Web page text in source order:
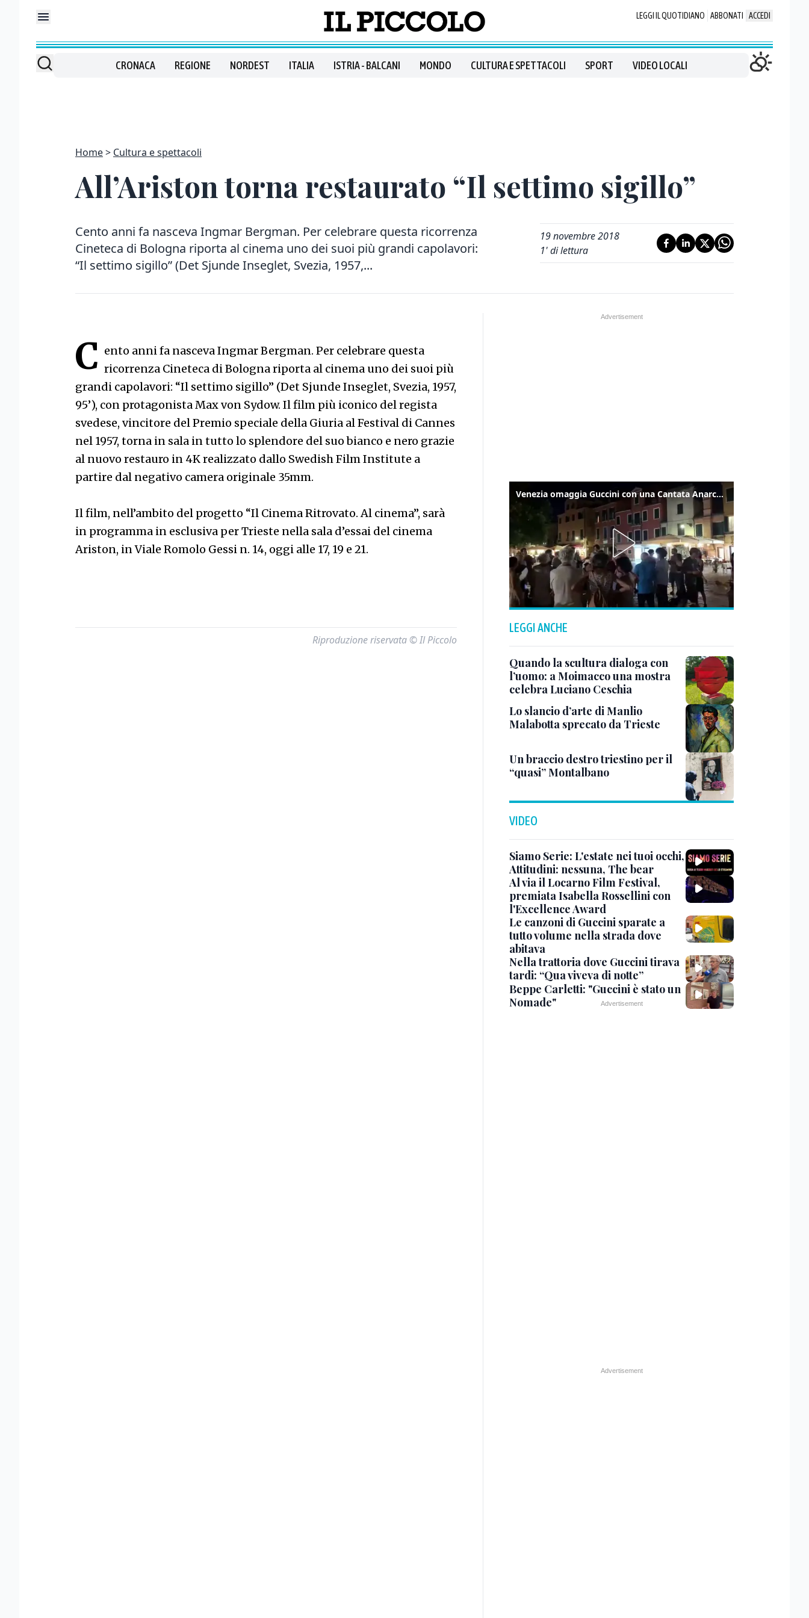
LEGGI IL QUOTIDIANO ABBONATI ACCEDI
CRONACA REGIONE NORDEST ITALIA ISTRIA - BALCANI MONDO CULTURA E SPETTACOLI SPORT VIDEO LOCALI
Home Cultura e spettacoli
All’Ariston torna restaurato “Il settimo sigillo”
Cento anni fa nasceva Ingmar Bergman. Per celebrare questa ricorrenza
Cineteca di Bologna riporta al cinema uno dei suoi più grandi capolavori:
“Il settimo sigillo” (Det Sjunde Inseglet, Svezia, 1957,...
19 novembre 2018
1' di lettura
C ento anni fa nasceva Ingmar Bergman. Per celebrare questa
ricorrenza Cineteca di Bologna riporta al cinema uno dei suoi più
grandi capolavori: “Il settimo sigillo” (Det Sjunde Inseglet, Svezia, 1957,
95’), con protagonista Max von Sydow. Il film più iconico del regista
svedese, vincitore del Premio speciale della Giuria al Festival di Cannes
nel 1957, torna in sala in tutto lo splendore del suo bianco e nero grazie
al nuovo restauro in 4K realizzato dallo Swedish Film Institute a
partire dal negativo camera originale 35mm.
Il film, nell’ambito del progetto “Il Cinema Ritrovato. Al cinema”, sarà
in programma in esclusiva per Trieste nella sala d’essai del cinema
Ariston, in Viale Romolo Gessi n. 14, oggi alle 17, 19 e 21.
Riproduzione riservata © Il Piccolo
Venezia omaggia Guccini con una Cantata Anarchica in campo Santa Margherita
LEGGI ANCHE
Quando la scultura dialoga con
l’uomo: a Moimacco una mostra
celebra Luciano Ceschia
Lo slancio d’arte di Manlio
Malabotta sprecato da Trieste
Un braccio destro triestino per il
“quasi” Montalbano
VIDEO
Siamo Serie: L'estate nei tuoi occhi,
Attitudini: nessuna, The bear
Al via il Locarno Film Festival,
premiata Isabella Rossellini con
l'Excellence Award
Le canzoni di Guccini sparate a
tutto volume nella strada dove
abitava
Nella trattoria dove Guccini tirava
tardi: “Qua viveva di notte”
Beppe Carletti: "Guccini è stato un
Nomade"